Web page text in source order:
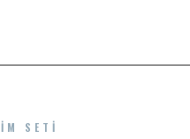
SETI